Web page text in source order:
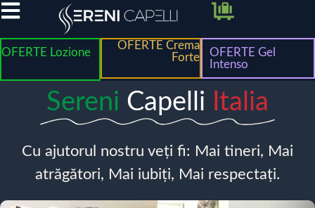
OFERTE Lozione
OFERTE Crema
Forte
OFERTE Gel
Intenso
Sereni Capelli Italia
Cu ajutorul nostru veți fi: Mai tineri, Mai
atrăgători, Mai iubiți, Mai respectați.